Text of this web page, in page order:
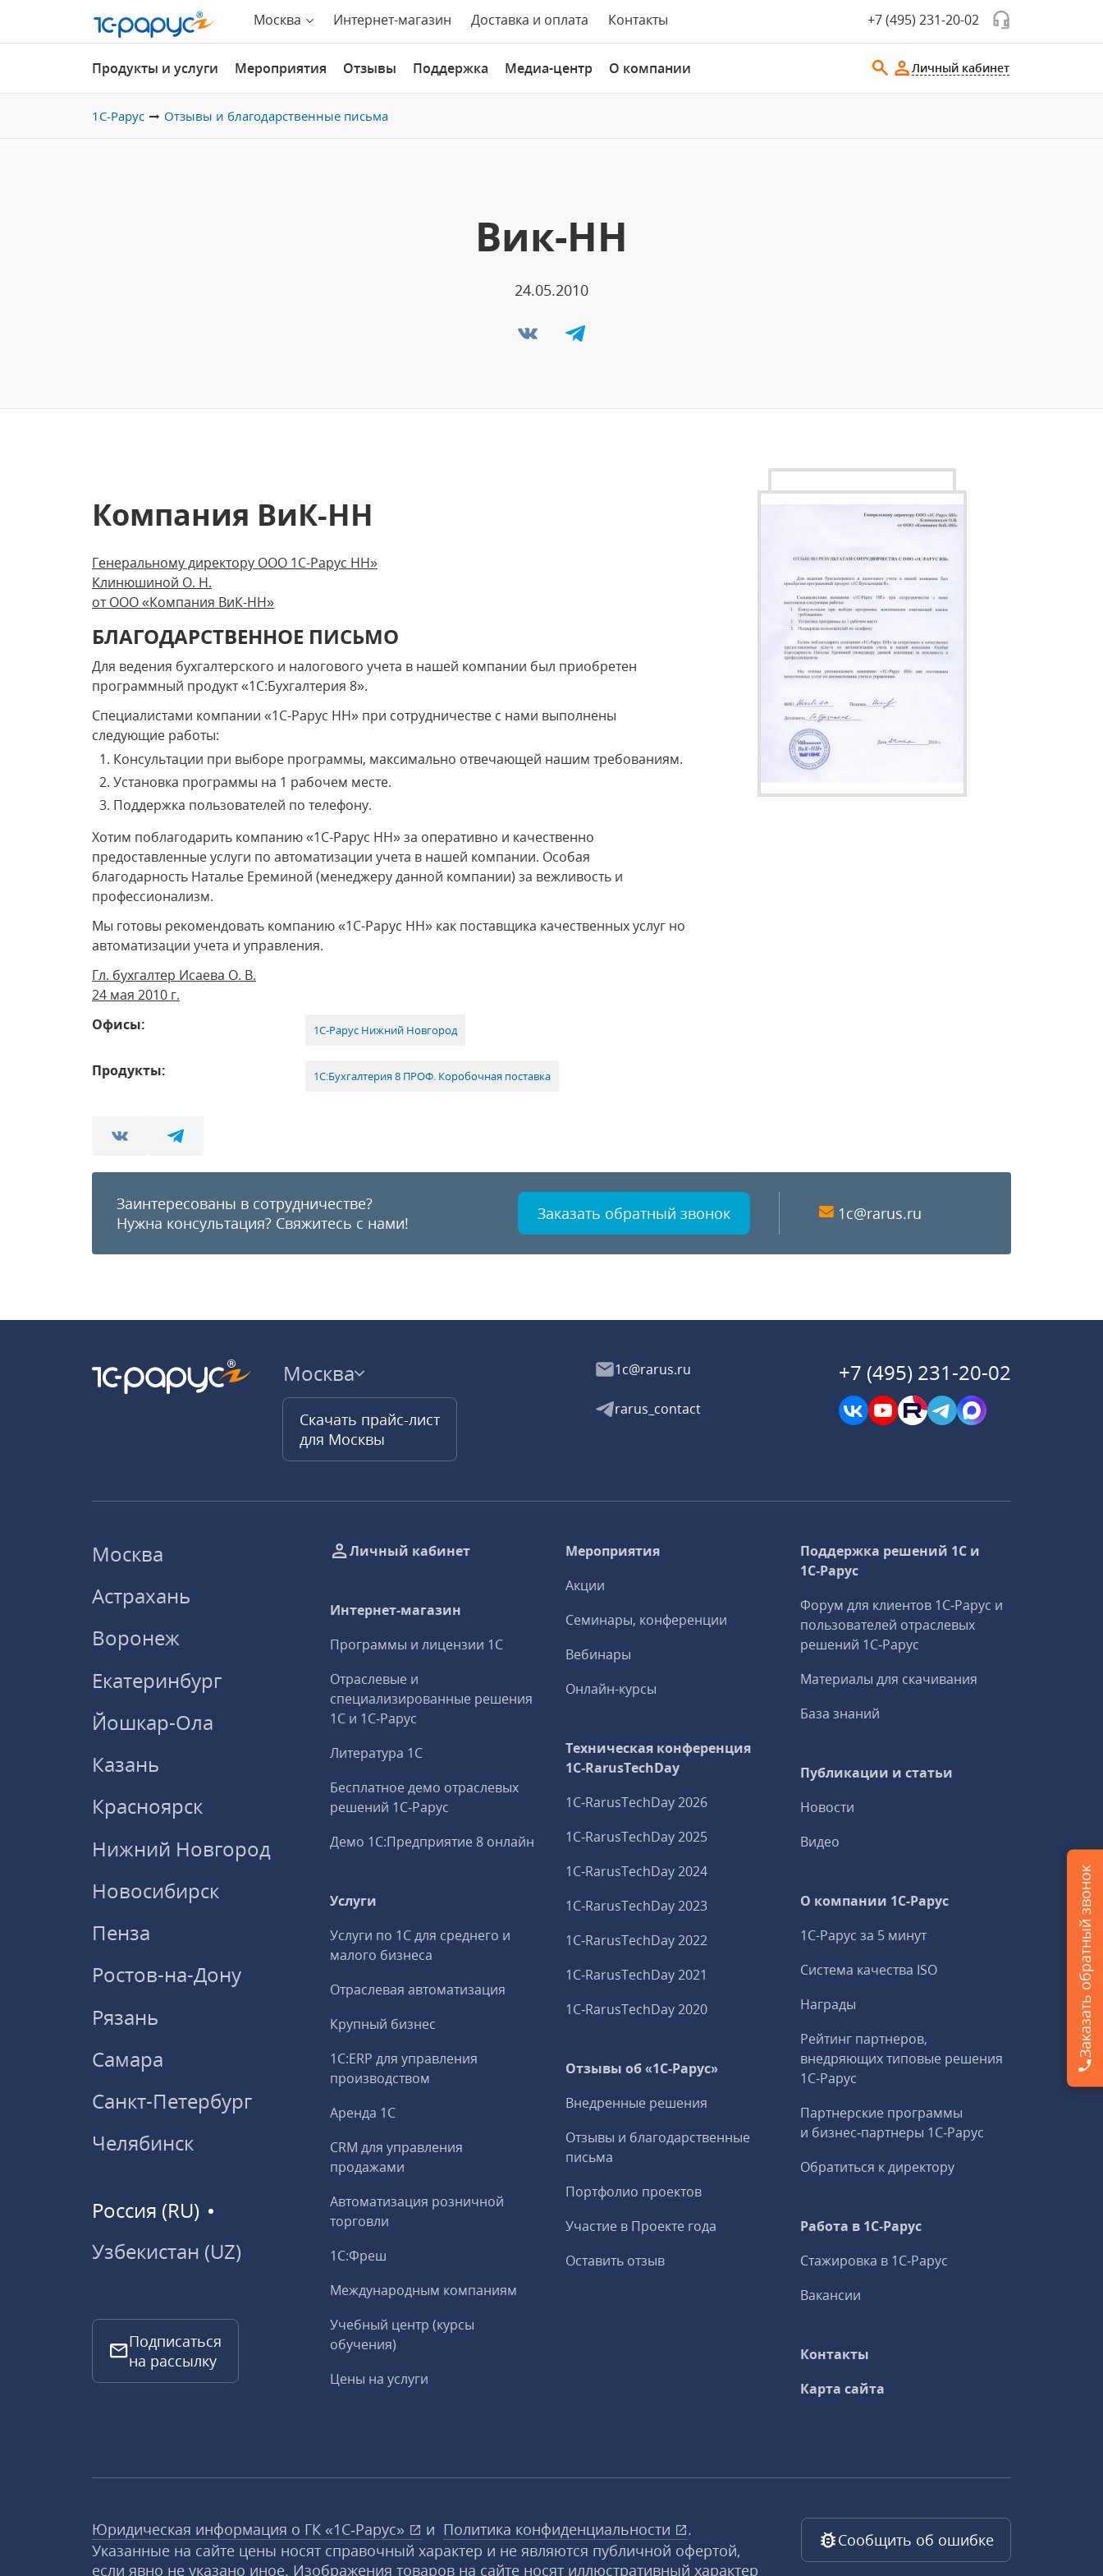
Москва Интернет-магазин Доставка и оплата Контакты +7 (495) 231-20-02
Продукты и услуги Мероприятия Отзывы Поддержка Медиа-центр О компании Личный кабинет
1С-Рарус Отзывы и благодарственные письма
Вик-НН
24.05.2010
Компания ВиК-НН
Генеральному директору ООО 1С-Рарус НН»
Клинюшиной О. Н.
от ООО «Компания ВиК-НН»
БЛАГОДАРСТВЕННОЕ ПИСЬМО
Для ведения бухгалтерского и налогового учета в нашей компании был приобретен
программный продукт «1С:Бухгалтерия 8».
Специалистами компании «1С-Рарус НН» при сотрудничестве с нами выполнены
следующие работы:
Консультации при выборе программы, максимально отвечающей нашим требованиям.
Установка программы на 1 рабочем месте.
Поддержка пользователей по телефону.
Хотим поблагодарить компанию «1С-Рарус НН» за оперативно и качественно
предоставленные услуги по автоматизации учета в нашей компании. Особая
благодарность Наталье Ереминой (менеджеру данной компании) за вежливость и
профессионализм.
Мы готовы рекомендовать компанию «1С-Рарус НН» как поставщика качественных услуг но
автоматизации учета и управления.
Гл. бухгалтер Исаева О. В.
24 мая 2010 г.
Офисы:
1С-Рарус Нижний Новгород
Продукты: 1С:Бухгалтерия 8 ПРОФ. Коробочная поставка
Заинтересованы в сотрудничестве?
Нужна консультация? Свяжитесь с нами! Заказать обратный звонок 1c@rarus.ru
Москва
Скачать прайс-лист
для Москвы
1c@rarus.ru
rarus_contact
+7 (495) 231-20-02
Москва
Астрахань
Воронеж
Екатеринбург
Йошкар-Ола
Казань
Красноярск
Нижний Новгород
Новосибирск
Пенза
Ростов-на-Дону
Рязань
Самара
Санкт-Петербург
Челябинск
Россия (RU)
Узбекистан (UZ)
Подписаться
на рассылку
Личный кабинет
Интернет-магазин
Программы и лицензии 1С
Отраслевые и
специализированные решения
1С и 1С‑Рарус
Литература 1С
Бесплатное демо отраслевых
решений 1С‑Рарус
Демо 1С:Предприятие 8 онлайн
Услуги
Услуги по 1С для среднего и
малого бизнеса
Отраслевая автоматизация
Крупный бизнес
1С:ERP для управления
производством
Аренда 1С
CRM для управления
продажами
Автоматизация розничной
торговли
1С:Фреш
Международным компаниям
Учебный центр (курсы
обучения)
Цены на услуги
Мероприятия
Акции
Семинары, конференции
Вебинары
Онлайн-курсы
Техническая конференция
1C‑RarusTechDay
1C‑RarusTechDay 2026
1C‑RarusTechDay 2025
1C‑RarusTechDay 2024
1C‑RarusTechDay 2023
1C‑RarusTechDay 2022
1C‑RarusTechDay 2021
1C‑RarusTechDay 2020
Отзывы об «1С-Рарус»
Внедренные решения
Отзывы и благодарственные
письма
Портфолио проектов
Участие в Проекте года
Оставить отзыв
Поддержка решений 1С и
1С‑Рарус
Форум для клиентов 1С‑Рарус и
пользователей отраслевых
решений 1С‑Рарус
Материалы для скачивания
База знаний
Публикации и статьи
Новости
Видео
О компании 1C-Рарус
1С-Рарус за 5 минут
Система качества ISO
Награды
Рейтинг партнеров,
внедряющих типовые решения
1С‑Рарус
Партнерские программы
и бизнес‑партнеры 1С‑Рарус
Обратиться к директору
Работа в 1С‑Рарус
Стажировка в 1С‑Рарус
Вакансии
Контакты
Карта сайта
Юридическая информация о ГК «1С‑Рарус» и Политика конфиденциальности
.
Указанные на сайте цены носят справочный характер и не являются публичной офертой,
если явно не указано иное. Изображения товаров на сайте носят иллюстративный характер
Сообщить об ошибке
Заказать обратный звонок